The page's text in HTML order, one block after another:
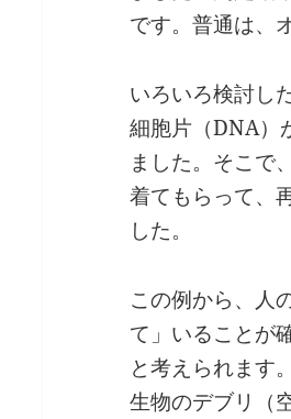
です。普通は、
いろいろ検討し
細胞片（DNA）
ました。そこで
着てもらって、
した。
この例から、人
て」いることが
と考えられます
生物のデブリ（